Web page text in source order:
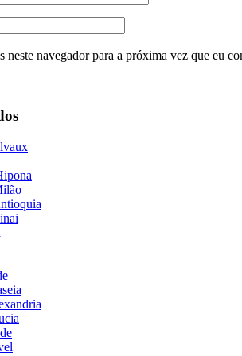
neste navegador para a próxima vez que eu